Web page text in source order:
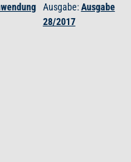
Ausgabe:Ausgabe
28/2017